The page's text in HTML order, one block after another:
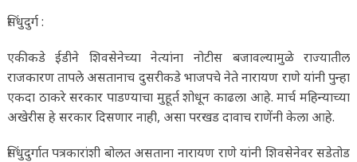
सिंधुदुर्ग :
एकीकडे ईडीने शिवसेनेच्या नेत्यांना नोटीस बजावल्यामुळे राज्यातील
राजकारण तापले असतानाच दुसरीकडे भाजपचे नेते नारायण राणे यांनी पुन्हा
एकदा ठाकरे सरकार पाडण्याचा मुहूर्त शोधून काढला आहे. मार्च महिन्याच्या
अखेरीस हे सरकार दिसणार नाही, असा परखड दावाच राणेंनी केला आहे.
सिंधुदुर्गात पत्रकारांशी बोलत असताना नारायण राणे यांनी शिवसेनेवर सडेतोड